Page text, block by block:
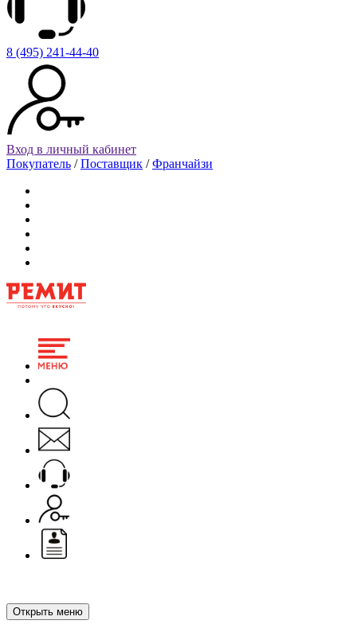
8 (495) 241-44-40
Вход в личный кабинет
Покупатель /Поставщик /Франчайзи
Открыть меню